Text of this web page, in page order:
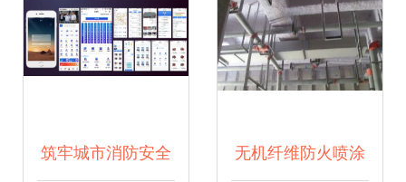
案例分析
筑牢城市消防安全 无机纤维防火喷涂